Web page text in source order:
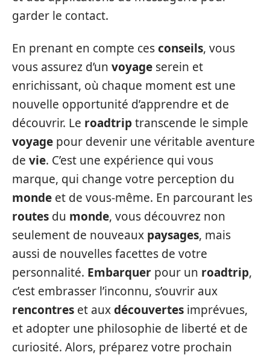
garder le contact.
En prenant en compte cesconseils, vous
vous assurez d’un voyage serein et
enrichissant, où chaque moment est une
nouvelle opportunité d’apprendre et de
découvrir. Le roadtriptranscende le simple
voyage pour devenir une véritable aventure
de vie. C’est une expérience qui vous
marque, qui change votre perception du
monde et de vous-même. En parcourant les
routes du monde, vous découvrez non
seulement de nouveaux paysages, mais
aussi de nouvelles facettes de votre
personnalité. Embarquer pour un roadtrip,
c’est embrasser l’inconnu, s’ouvrir aux
rencontres et auxdécouvertes imprévues,
et adopter une philosophie de liberté et de
curiosité. Alors, préparez votre prochain